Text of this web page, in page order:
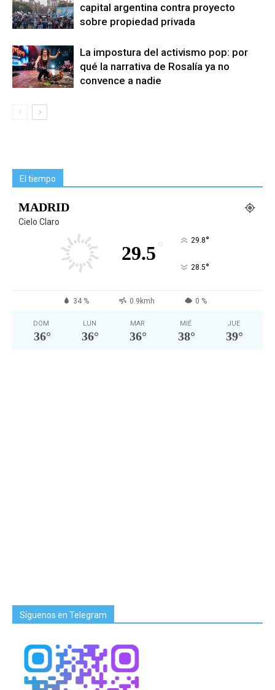
capital argentina contra proyecto
sobre propiedad privada
La impostura del activismo pop: por
qué la narrativa de Rosalía ya no
convence a nadie
El tiempo
MADRID
Cielo Claro
29.5 ° 29.8°
28.5°
34 % 0.9kmh 0 %
DOM
36°
LUN
36°
MAR
36°
MIÉ
38°
JUE
39°
Síguenos en Telegram